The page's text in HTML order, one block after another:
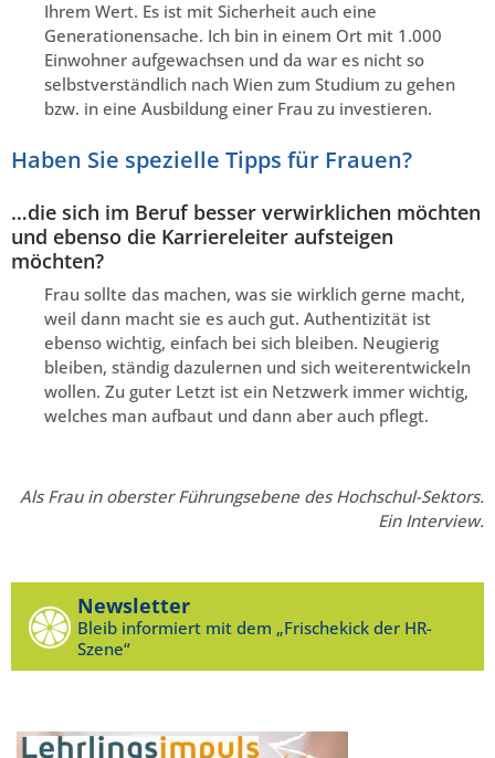
Ihrem Wert. Es ist mit Sicherheit auch eine
Generationensache. Ich bin in einem Ort mit 1.000
Einwohner aufgewachsen und da war es nicht so
selbstverständlich nach Wien zum Studium zu gehen
bzw. in eine Ausbildung einer Frau zu investieren.
Haben Sie spezielle Tipps für Frauen?
…die sich im Beruf besser verwirklichen möchten
und ebenso die Karriereleiter aufsteigen
möchten?
Frau sollte das machen, was sie wirklich gerne macht,
weil dann macht sie es auch gut. Authentizität ist
ebenso wichtig, einfach bei sich bleiben. Neugierig
bleiben, ständig dazulernen und sich weiterentwickeln
wollen. Zu guter Letzt ist ein Netzwerk immer wichtig,
welches man aufbaut und dann aber auch pflegt.
Als Frau in oberster Führungsebene des Hochschul-Sektors.
Ein Interview.
Newsletter
Bleib informiert mit dem „Frischekick der HR-
Szene“